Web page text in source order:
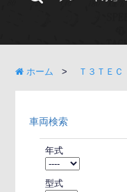
ホーム Ｔ３ＴＥＣ
車両検索
年式
型式